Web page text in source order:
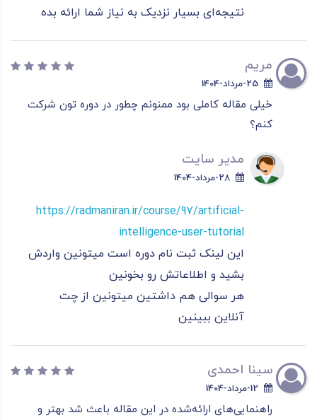
نتیجه‌ای بسیار نزدیک به نیاز شما ارائه بده
مریم
25-مرداد-1404
خیلی مقاله کاملی بود ممنونم چطور در دوره تون شرکت
کنم؟
مدیر سایت
28-مرداد-1404
https://radmaniran.ir/course/97/artificial-
intelligence-user-tutorial
این لینک ثبت نام دوره است میتونین واردش
بشید و اطلاعاتش رو بخونین
هر سوالی هم داشتین میتونین از چت
آنلاین ببینین
سینا احمدی
12-مرداد-1404
راهنمایی‌های ارائه‌شده در این مقاله باعث شد بهتر و